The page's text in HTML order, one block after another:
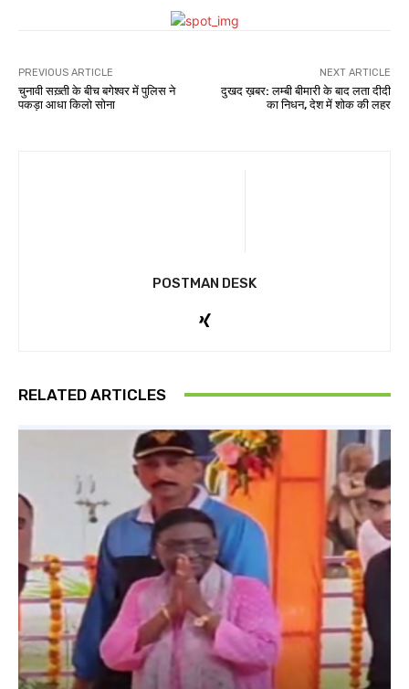
PREVIOUS ARTICLE
चुनावी सख़्ती के बीच बगेश्वर में पुलिस ने
पकड़ा आधा किलो सोना
NEXT ARTICLE
दुखद ख़बर: लम्बी बीमारी के बाद लता दीदी
का निधन, देश में शोक की लहर
POSTMAN DESK
RELATED ARTICLES